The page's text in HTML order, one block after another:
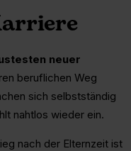
neuer
beruflichen Weg
sich selbstständig
nahtlos wieder ein.
nach der Elternzeit ist